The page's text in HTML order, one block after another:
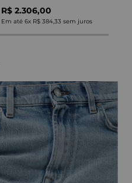
R$ 2.306,00
Em até 6x R$ 384,33 sem juros